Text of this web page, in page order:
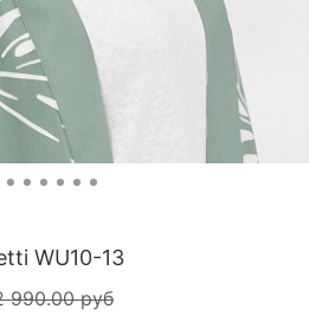
WU10-13
990.00 руб